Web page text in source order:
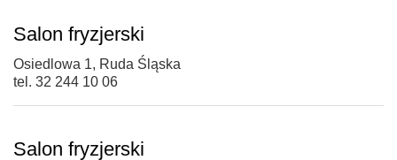
Salon fryzjerski
Osiedlowa 1, Ruda Śląska
tel. 32 244 10 06
Salon fryzjerski